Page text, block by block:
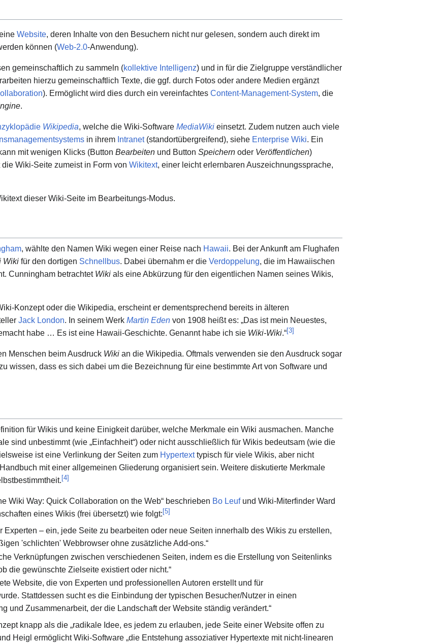
Website, deren Inhalte von den Besuchern nicht nur gelesen, sondern auch direkt im
können (Web-2.0-Anwendung).
gemeinschaftlich zu sammeln (kollektive Intelligenz) und in für die Zielgruppe verständlicher
hierzu gemeinschaftlich Texte, die ggf. durch Fotos oder andere Medien ergänzt
). Ermöglicht wird dies durch ein vereinfachtes Content-Management-System, die
.
Wikipedia, welche die Wiki-Software MediaWiki einsetzt. Zudem nutzen auch viele
in ihrem Intranet(standortübergreifend), siehe Enterprise Wiki. Ein
mit wenigen Klicks (Button Bearbeiten und Button Speichern oder Veröffentlichen)
Wiki-Seite zumeist in Form von Wikitext, einer leicht erlernbaren Auszeichnungssprache,
dieser Wiki-Seite im Bearbeitungs-Modus.
, wählte den Namen Wiki wegen einer Reise nach Hawaii. Bei der Ankunft am Flughafen
Wiki für den dortigen Schnellbus. Dabei übernahm er die Verdoppelung, die im Hawaiischen
Cunningham betrachtet Wiki als eine Abkürzung für den eigentlichen Namen seines Wikis,
Konzept oder die Wikipedia, erscheint er dementsprechend bereits in älteren
Jack London. In seinem Werk Martin Eden von 1908 heißt es: „Das ist mein Neuestes,
habe … Es ist eine Hawaii-Geschichte. Genannt habe ich sie Wiki-Wiki.“[3]
Menschen beim Ausdruck Wiki an die Wikipedia. Oftmals verwenden sie den Ausdruck sogar
wissen, dass es sich dabei um die Bezeichnung für eine bestimmte Art von Software und
für Wikis und keine Einigkeit darüber, welche Merkmale ein Wiki ausmachen. Manche
sind unbestimmt (wie „Einfachheit“) oder nicht ausschließlich für Wikis bedeutsam (wie die
ist eine Verlinkung der Seiten zum Hypertexttypisch für viele Wikis, aber nicht
mit einer allgemeinen Gliederung organisiert sein. Weitere diskutierte Merkmale
[4]
Wiki Way: Quick Collaboration on the Web“ beschrieben Bo Leufund Wiki-Miterfinder Ward
eines Wikis (frei übersetzt) wie folgt: [5]
Experten – ein, jede Seite zu bearbeiten oder neue Seiten innerhalb des Wikis zu erstellen,
'schlichten' Webbrowser ohne zusätzliche Add-ons.“
Verknüpfungen zwischen verschiedenen Seiten, indem es die Erstellung von Seitenlinks
die gewünschte Zielseite existiert oder nicht.“
Website, die von Experten und professionellen Autoren erstellt und für
Stattdessen sucht es die Einbindung der typischen Besucher/Nutzer in einen
und Zusammenarbeit, der die Landschaft der Website ständig verändert.“
knapp als die „radikale Idee, es jedem zu erlauben, jede Seite einer Website offen zu
Heigl ermöglicht Wiki-Software „die Entstehung assoziativer Hypertexte mit nicht-linearen